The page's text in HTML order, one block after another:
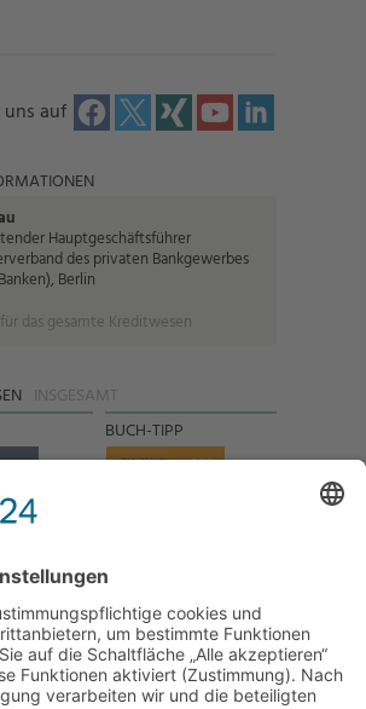
uns auf
Hauptgeschäftsführer
des privaten Bankgewerbes
Berlin
das gesamte Kreditwesen
INSGESAMT
BUCH-TIPP